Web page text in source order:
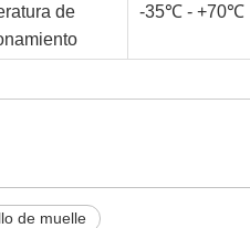
de
-35℃ - +70℃
de muelle